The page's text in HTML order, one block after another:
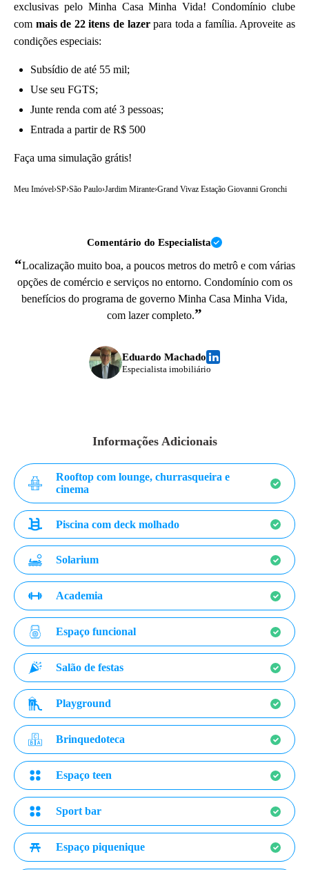
exclusivas pelo Minha Casa Minha Vida! Condomínio clube
com mais de 22 itens de lazerpara toda a família. Aproveite as
condições especiais:
Subsídio de até 55 mil;
Use seu FGTS;
Junte renda com até 3 pessoas;
Entrada a partir de R$ 500
Faça uma simulação grátis!
Meu Imóvel›SP›São Paulo›Jardim Mirante›Grand Vivaz Estação Giovanni Gronchi
Comentário do Especialista
“Localização muito boa, a poucos metros do metrô e com várias
opções de comércio e serviços no entorno. Condomínio com os
benefícios do programa de governo Minha Casa Minha Vida,
com lazer completo.”
Eduardo Machado
Especialista imobiliário
Informações Adicionais
Rooftop com lounge, churrasqueira e
cinema
Piscina com deck molhado
Solarium
Academia
Espaço funcional
Salão de festas
Playground
Brinquedoteca
Espaço teen
Sport bar
Espaço piquenique